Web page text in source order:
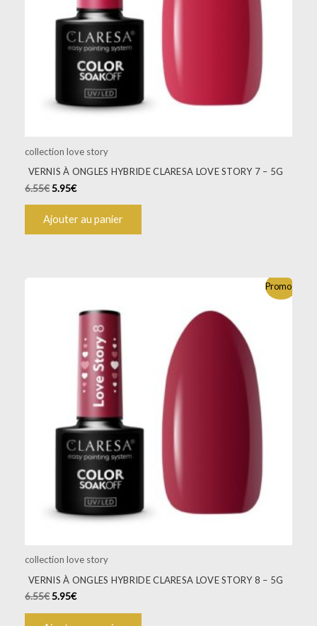
collection love story
VERNIS À ONGLES HYBRIDE CLARESA LOVE STORY 7 – 5G
6.55€5.95€
Ajouter au panier
Promo !
collection love story
VERNIS À ONGLES HYBRIDE CLARESA LOVE STORY 8 – 5G
6.55€5.95€